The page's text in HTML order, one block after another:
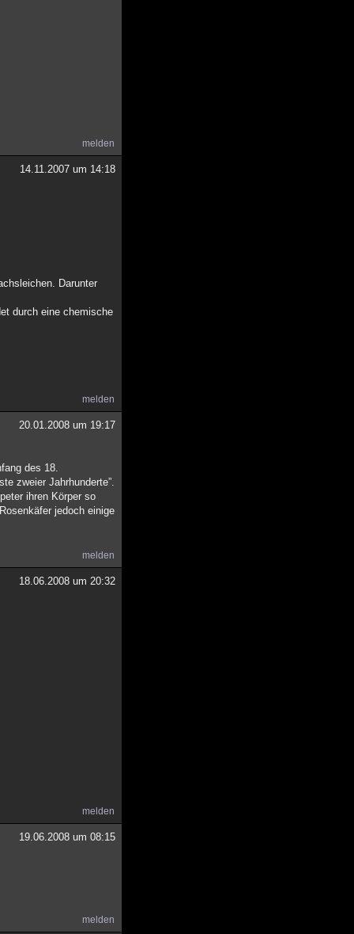
melden
14.11.2007 um 14:18
Darunter
durch eine chemische
melden
20.01.2008 um 19:17
des 18.
zweier Jahrhunderte”.
ihren Körper so
jedoch einige
melden
18.06.2008 um 20:32
melden
19.06.2008 um 08:15
melden